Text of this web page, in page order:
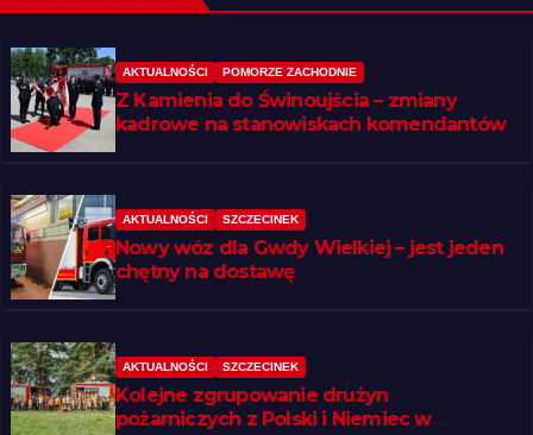
AKTUALNOŚCI POMORZE ZACHODNIE
Z Kamienia do Świnoujścia – zmiany
kadrowe na stanowiskach komendantów
AKTUALNOŚCI SZCZECINEK
Nowy wóz dla Gwdy Wielkiej – jest jeden
chętny na dostawę
AKTUALNOŚCI SZCZECINEK
Kolejne zgrupowanie drużyn
pożarniczych z Polski i Niemiec w